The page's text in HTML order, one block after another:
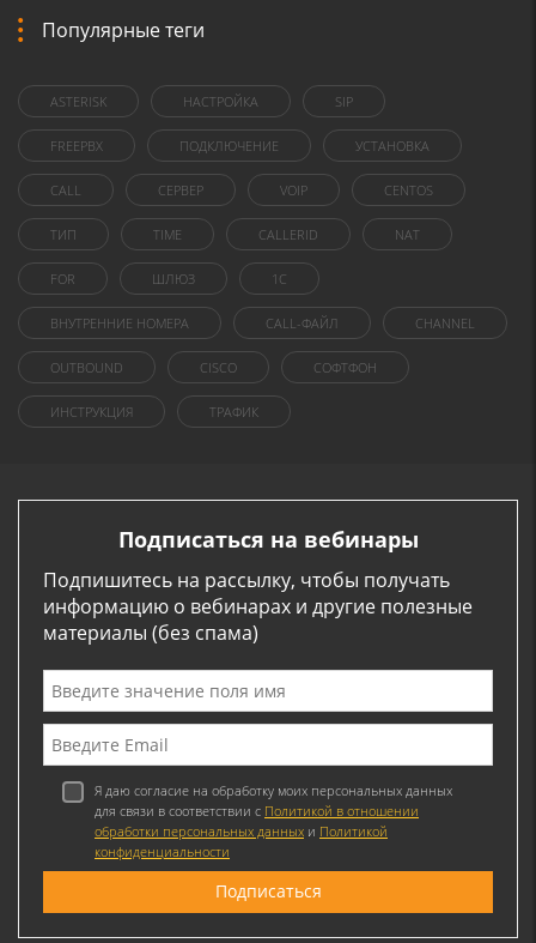
Популярные теги
ASTERISK НАСТРОЙКА SIP
FREEPBX ПОДКЛЮЧЕНИЕ УСТАНОВКА
CALL СЕРВЕР VOIP CENTOS
ТИП TIME CALLERID NAT
FOR ШЛЮЗ 1C
ВНУТРЕННИЕ НОМЕРА CALL-ФАЙЛ CHANNEL
OUTBOUND CISCO СОФТФОН
ИНСТРУКЦИЯ ТРАФИК
Подписаться на вебинары
Подпишитесь на рассылку, чтобы получать
информацию о вебинарах и другие полезные
материалы (без спама)
Я даю согласие на обработку моих персональных данных
для связи в соответствии с Политикой в отношении
обработки персональных данных и Политикой
конфиденциальности